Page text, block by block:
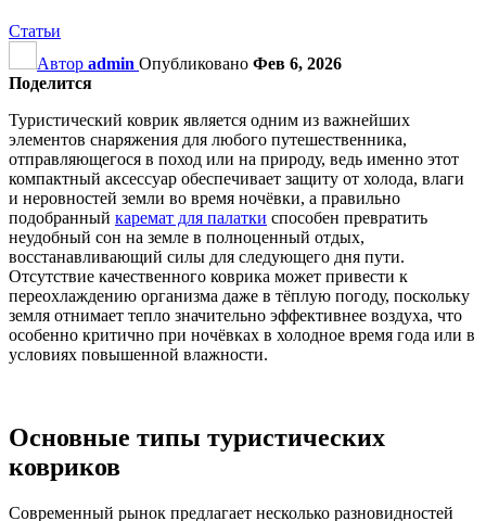
Статьи
Автор admin Опубликовано Фев 6, 2026
Поделится
Туристический коврик является одним из важнейших
элементов снаряжения для любого путешественника,
отправляющегося в поход или на природу, ведь именно этот
компактный аксессуар обеспечивает защиту от холода, влаги
и неровностей земли во время ночёвки, а правильно
подобранный каремат для палатки способен превратить
неудобный сон на земле в полноценный отдых,
восстанавливающий силы для следующего дня пути.
Отсутствие качественного коврика может привести к
переохлаждению организма даже в тёплую погоду, поскольку
земля отнимает тепло значительно эффективнее воздуха, что
особенно критично при ночёвках в холодное время года или в
условиях повышенной влажности.
Основные типы туристических
ковриков
Современный рынок предлагает несколько разновидностей